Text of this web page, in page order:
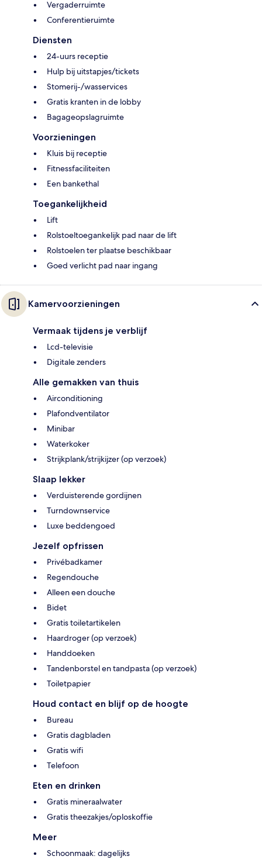
Vergaderruimte
Conferentieruimte
Diensten
24-uurs receptie
Hulp bij uitstapjes/tickets
Stomerij-/wasservices
Gratis kranten in de lobby
Bagageopslagruimte
Voorzieningen
Kluis bij receptie
Fitnessfaciliteiten
Een bankethal
Toegankelijkheid
Lift
Rolstoeltoegankelijk pad naar de lift
Rolstoelen ter plaatse beschikbaar
Goed verlicht pad naar ingang
Kamervoorzieningen
Vermaak tijdens je verblijf
Lcd-televisie
Digitale zenders
Alle gemakken van thuis
Airconditioning
Plafondventilator
Minibar
Waterkoker
Strijkplank/strijkijzer (op verzoek)
Slaap lekker
Verduisterende gordijnen
Turndownservice
Luxe beddengoed
Jezelf opfrissen
Privébadkamer
Regendouche
Alleen een douche
Bidet
Gratis toiletartikelen
Haardroger (op verzoek)
Handdoeken
Tandenborstel en tandpasta (op verzoek)
Toiletpapier
Houd contact en blijf op de hoogte
Bureau
Gratis dagbladen
Gratis wifi
Telefoon
Eten en drinken
Gratis mineraalwater
Gratis theezakjes/oploskoffie
Meer
Schoonmaak: dagelijks